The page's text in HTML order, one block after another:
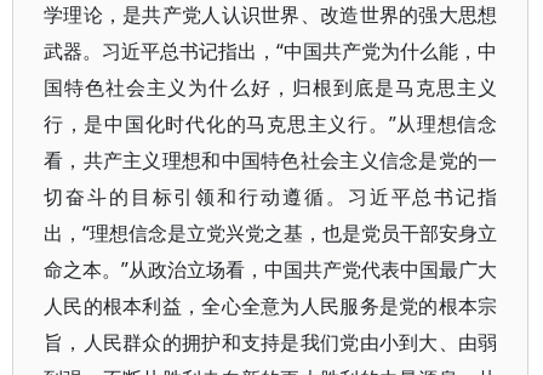
学理论，是共产党人认识世界、改造世界的强大思想
武器。习近平总书记指出，“中国共产党为什么能，中
国特色社会主义为什么好，归根到底是马克思主义
行，是中国化时代化的马克思主义行。”从理想信念
看，共产主义理想和中国特色社会主义信念是党的一
切奋斗的目标引领和行动遵循。习近平总书记指
出，“理想信念是立党兴党之基，也是党员干部安身立
命之本。”从政治立场看，中国共产党代表中国最广大
人民的根本利益，全心全意为人民服务是党的根本宗
旨，人民群众的拥护和支持是我们党由小到大、由弱